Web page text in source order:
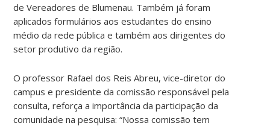
de Vereadores de Blumenau. Também já foram
aplicados formulários aos estudantes do ensino
médio da rede pública e também aos dirigentes do
setor produtivo da região.
O professor Rafael dos Reis Abreu, vice-diretor do
campus e presidente da comissão responsável pela
consulta, reforça a importância da participação da
comunidade na pesquisa: “Nossa comissão tem